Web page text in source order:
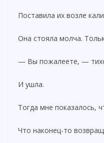
Поставила их возле
Она стояла молча.
— Вы пожалеете, —
И ушла.
Тогда мне показалось,
Что наконец-то